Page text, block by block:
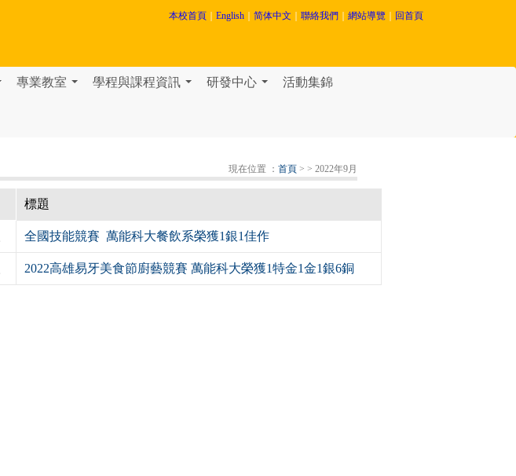
本校首頁 English 简体中文 聯絡我們 網站導覽 回首頁
專業教室 學程與課程資訊 研發中心 活動集錦
現在位置 ： 首頁 > > 2022年9月
標題
全國技能競賽 萬能科大餐飲系榮獲1銀1佳作
2022高雄易牙美食節廚藝競賽 萬能科大榮獲1特金1金1銀6銅